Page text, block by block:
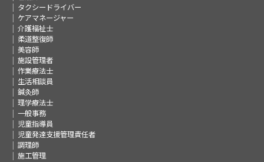
タクシードライバー
ケアマネージャー
介護福祉士
柔道整復師
美容師
施設管理者
作業療法士
生活相談員
鍼灸師
理学療法士
一般事務
児童指導員
児童発達支援管理責任者
調理師
施工管理